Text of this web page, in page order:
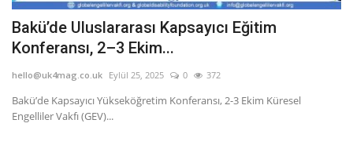
İş İlanları
Seri İlanlar
İngiltere
Bakü’de Uluslararası Kapsayıcı Eğitim
Konferansı, 2–3 Ekim...
hello@uk4mag.co.uk Eylül 25, 2025 0 372
Bakü’de Kapsayıcı Yükseköğretim Konferansı, 2-3 Ekim Küresel
Engelliler Vakfı (GEV)...